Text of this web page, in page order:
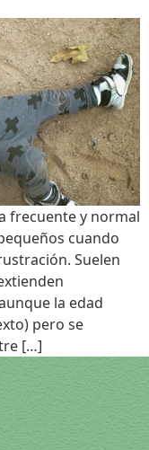
frecuente y normal
cuando
Suelen
la edad
pero se
[…]